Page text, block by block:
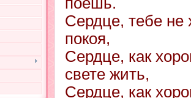
Сердце, тебе не
покоя,
Сердце, как
свете жить,
Сердце, как